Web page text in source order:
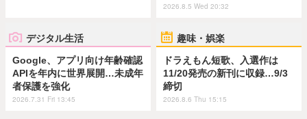
2026.8.5 Wed 20:32
デジタル生活
Google、アプリ向け年齢確認
APIを年内に世界展開…未成年
者保護を強化
2026.7.31 Fri 13:45
趣味・娯楽
ドラえもん短歌、入選作は
11/20発売の新刊に収録…9/3
締切
2026.8.6 Thu 15:15